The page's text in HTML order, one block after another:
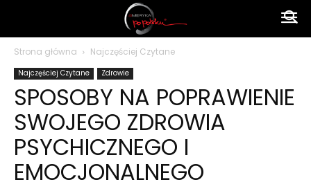
polsku
Strona główna Najczęściej Czytane
Najczęściej Czytane Zdrowie
SPOSOBY NA POPRAWIENIE
SWOJEGO ZDROWIA
PSYCHICZNEGO I
EMOCJONALNEGO